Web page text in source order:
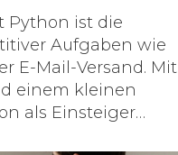
Python ist die
Aufgaben wie
E-Mail-Versand. Mit
einem kleinen
als Einsteiger